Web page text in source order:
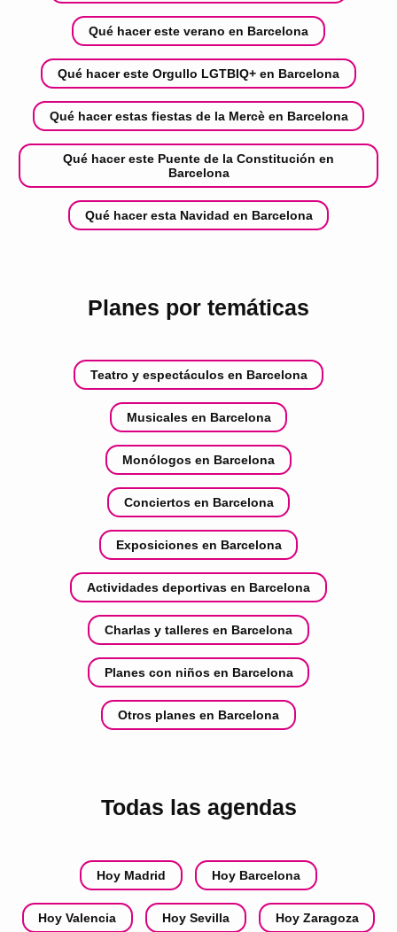
Qué hacer este verano en Barcelona
Qué hacer este Orgullo LGTBIQ+ en Barcelona
Qué hacer estas fiestas de la Mercè en Barcelona
Qué hacer este Puente de la Constitución en
Barcelona
Qué hacer esta Navidad en Barcelona
Planes por temáticas
Teatro y espectáculos en Barcelona
Musicales en Barcelona
Monólogos en Barcelona
Conciertos en Barcelona
Exposiciones en Barcelona
Actividades deportivas en Barcelona
Charlas y talleres en Barcelona
Planes con niños en Barcelona
Otros planes en Barcelona
Todas las agendas
Hoy Madrid Hoy Barcelona
Hoy Valencia Hoy Sevilla Hoy Zaragoza